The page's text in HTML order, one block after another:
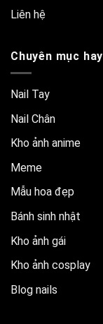
Liên hệ
Chuyên mục hay
Nail Tay
Nail Chân
Kho ảnh anime
Meme
Mẫu hoa đẹp
Bánh sinh nhật
Kho ảnh gái
Kho ảnh cosplay
Blog nails